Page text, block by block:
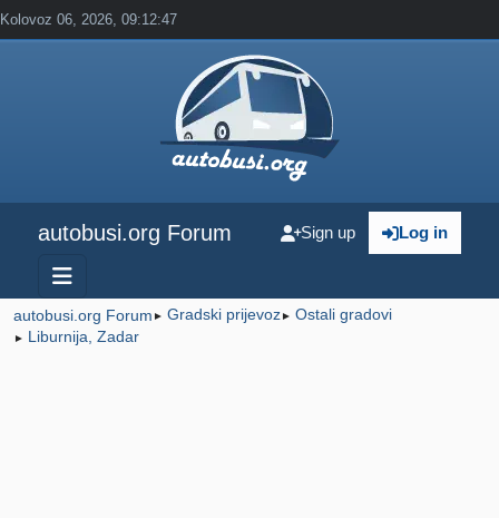
Kolovoz 06, 2026, 09:12:47
autobusi.org Forum Log in
Sign up
autobusi.org Forum ► Gradski prijevoz► Ostali gradovi
► Liburnija, Zadar